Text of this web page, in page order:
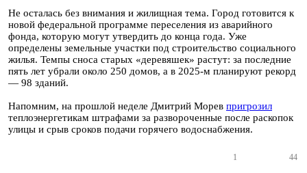
Не осталась без внимания и жилищная тема. Город готовится к
новой федеральной программе переселения из аварийного
фонда, которую могут утвердить до конца года. Уже
определены земельные участки под строительство социального
жилья. Темпы сноса старых «деревяшек» растут: за последние
пять лет убрали около 250 домов, а в 2025-м планируют рекорд
— 98 зданий.
Напомним, на прошлой неделе Дмитрий Морев пригрозил
теплоэнергетикам штрафами за развороченные после раскопок
улицы и срыв сроков подачи горячего водоснабжения.
1 44